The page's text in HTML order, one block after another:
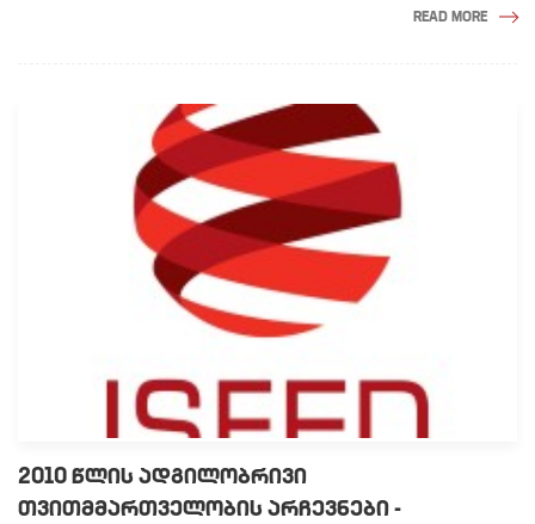
READ MORE
2010 ᲬᲚᲘᲡ ᲐᲓᲒᲘᲚᲝᲑᲠᲘᲕᲘ
ᲗᲕᲘᲗᲛᲛᲐᲠᲗᲕᲔᲚᲝᲑᲘᲡ ᲐᲠᲩᲔᲕᲜᲔᲑᲘ -